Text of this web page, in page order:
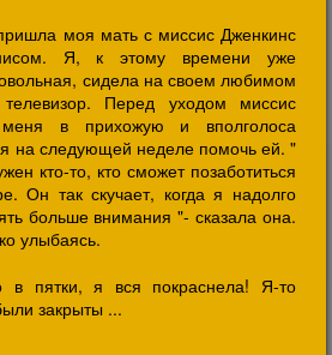
моя мать с миссис Дженкинс
Я, к этому времени уже
сидела на своем любимом
Перед уходом миссис
меня в прихожую и вполголоса
на следующей неделе помочь ей. "
кто-то, кто сможет позаботиться
Он так скучает, когда я надолго
больше внимания "- сказала она.
улыбаясь.
пятки, я вся покраснела! Я-то
закрыты ...